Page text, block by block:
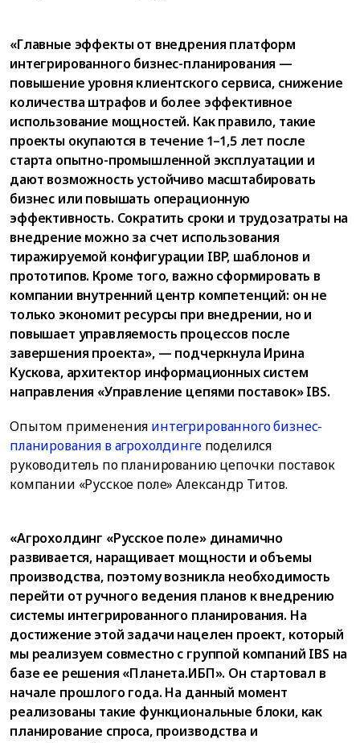
«Главные эффекты от внедрения платформ
интегрированного бизнес-планирования —
повышение уровня клиентского сервиса, снижение
количества штрафов и более эффективное
использование мощностей. Как правило, такие
проекты окупаются в течение 1–1,5 лет после
старта опытно-промышленной эксплуатации и
дают возможность устойчиво масштабировать
бизнес или повышать операционную
эффективность. Сократить сроки и трудозатраты на
внедрение можно за счет использования
тиражируемой конфигурации IBP, шаблонов и
прототипов. Кроме того, важно сформировать в
компании внутренний центр компетенций: он не
только экономит ресурсы при внедрении, но и
повышает управляемость процессов после
завершения проекта», — подчеркнула Ирина
Кускова, архитектор информационных систем
направления «Управление цепями поставок» IBS.
Опытом применения интегрированного бизнес-
планирования в агрохолдингеподелился
руководитель по планированию цепочки поставок
компании «Русское поле» Александр Титов.
«Агрохолдинг «Русское поле» динамично
развивается, наращивает мощности и объемы
производства, поэтому возникла необходимость
перейти от ручного ведения планов к внедрению
системы интегрированного планирования. На
достижение этой задачи нацелен проект, который
мы реализуем совместно c группой компаний IBS на
базе ее решения «Планета.ИБП». Он стартовал в
начале прошлого года. На данный момент
реализованы такие функциональные блоки, как
планирование спроса, производства и